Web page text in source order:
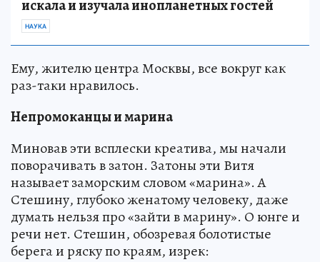
искала и изучала инопланетных гостей
НАУКА
Ему, жителю центра Москвы, все вокруг как
раз-таки нравилось.
Непромоканцы и марина
Миновав эти всплески креатива, мы начали
поворачивать в затон. Затоны эти Витя
называет заморским словом «марина». А
Стешину, глубоко женатому человеку, даже
думать нельзя про «зайти в марину». О юнге и
речи нет. Стешин, обозревая болотистые
берега и ряску по краям, изрек: